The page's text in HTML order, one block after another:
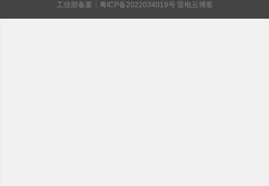
工信部备案：粤ICP备2022034019号 雷电云博客